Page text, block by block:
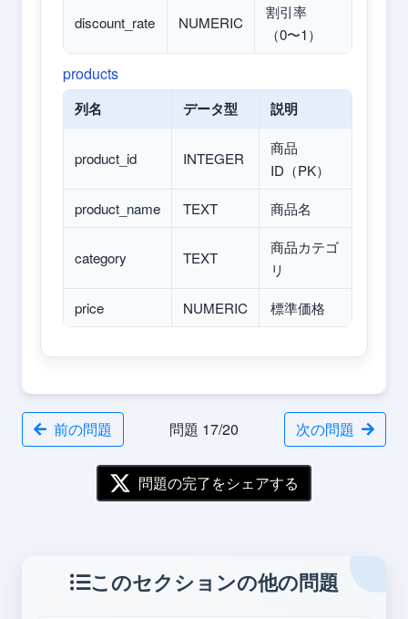
discount_rate NUMERIC
割引率
（0〜1）
products
列名 データ型 説明
product_id INTEGER
商品
ID（PK）
product_name
TEXT 商品名
category TEXT
商品カテゴ
リ
price
NUMERIC 標準価格
前の問題 問題 17/20 次の問題
問題の完了をシェアする
このセクションの他の問題